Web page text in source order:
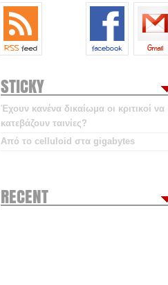
STICKY
Έχουν κανένα δικαίωμα οι κριτικοί να
κατεβάζουν ταινίες?
Από το celluloid στα gigabytes
RECENT